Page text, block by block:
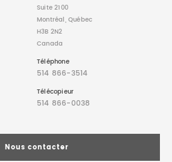
Suite 2100
Montréal, Québec
H3B 2N2
Canada
Téléphone
514 866-3514
Télécopieur
514 866-0038
Nous contacter